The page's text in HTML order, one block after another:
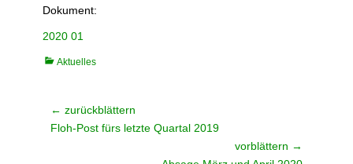
Dokument:
2020 01
Kategorien
Aktuelles
Beitragsnavigation
← zurückblättern
Vorheriger
Floh-Post fürs letzte Quartal 2019
vorblättern →